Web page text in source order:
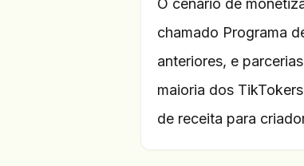
O cenario de
chamado Programa
anteriores, e
maioria dos
de receita para